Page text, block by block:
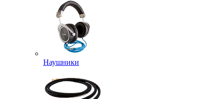
Наушники